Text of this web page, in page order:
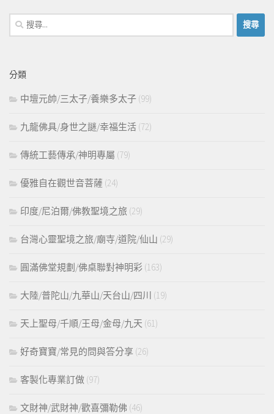
搜
尋
字:
分類
中壇元帥/三太子/養樂多太子 (99)
九龍佛具/身世之謎/幸福生活 (72)
傳統工藝傳承/神明專屬 (79)
優雅自在觀世音菩薩 (24)
印度/尼泊爾/佛教聖境之旅 (29)
台灣心靈聖境之旅/廟寺/道院/仙山 (29)
圓滿佛堂規劃/佛桌聯對神明彩 (163)
大陸/普陀山/九華山/天台山/四川 (19)
天上聖母/千順/王母/金母/九天 (61)
好奇寶寶/常見的問與答分享 (26)
客製化專業訂做 (97)
文財神/武財神/歡喜彌勒佛 (46)